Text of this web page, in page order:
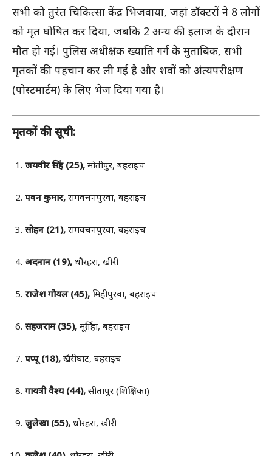
सभी को तुरंत चिकित्सा केंद्र भिजवाया, जहां डॉक्टरों ने 8 लोगों
को मृत घोषित कर दिया, जबकि 2 अन्य की इलाज के दौरान
मौत हो गई। पुलिस अधीक्षक ख्याति गर्ग के मुताबिक, सभी
मृतकों की पहचान कर ली गई है और शवों को अंत्यपरीक्षण
(पोस्टमार्टम) के लिए भेज दिया गया है।
मृतकों की सूची:
जयवीर सिंह (25), मोतीपुर, बहराइच
पवन कुमार, रामवचनपुरवा, बहराइच
सोहन (21), रामवचनपुरवा, बहराइच
अदनान (19), धौरहरा, खीरी
राजेश गोयल (45), मिहीपुरवा, बहराइच
सहजराम (35), मूर्तिहा, बहराइच
पप्पू (18), खैरीघाट, बहराइच
गायत्री वैश्य (44), सीतापुर (शिक्षिका)
जुलेखा (55), धौरहरा, खीरी